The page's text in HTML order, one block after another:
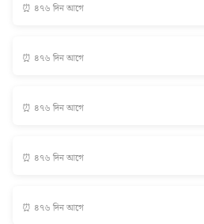
⏰ ৪৭৬ দিন আগে
⏰ ৪৭৬ দিন আগে
⏰ ৪৭৬ দিন আগে
⏰ ৪৭৬ দিন আগে
⏰ ৪৭৬ দিন আগে